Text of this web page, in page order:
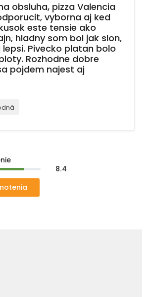
obsluha, pizza Valencia
vyborna aj ked
este tensie ako
hladny som bol jak slon,
Pivecko platan bolo
Rozhodne dobre
pojdem najest aj
8.4